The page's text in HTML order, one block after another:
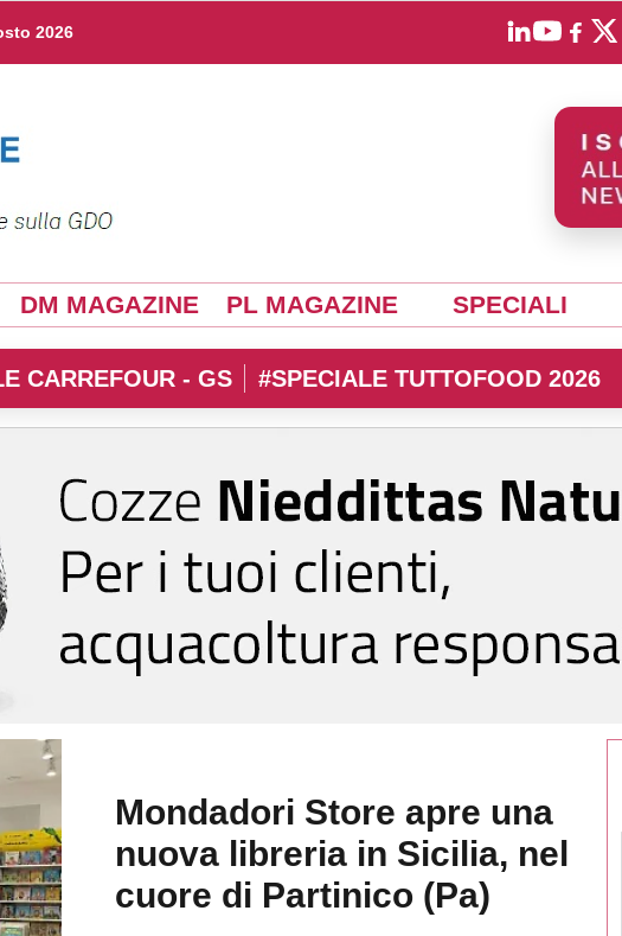
2026
DM MAGAZINE PL MAGAZINE SPECIALI
CARREFOUR - GS #SPECIALE TUTTOFOOD 2026
Mondadori Store apre una
nuova libreria in Sicilia, nel
cuore di Partinico (Pa)